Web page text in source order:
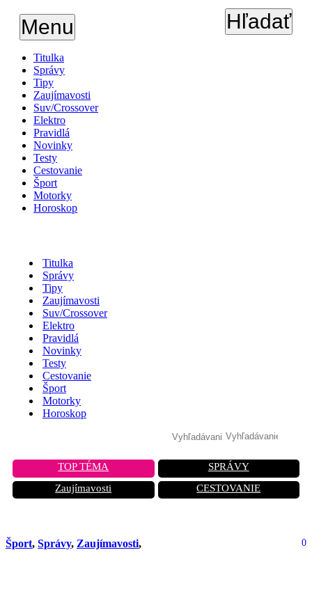
Menu Hľadať
Titulka
Správy
Tipy
Zaujímavosti
Suv/Crossover
Elektro
Pravidlá
Novinky
Testy
Cestovanie
Šport
Motorky
Horoskop
Titulka
Správy
Tipy
Zaujímavosti
Suv/Crossover
Elektro
Pravidlá
Novinky
Testy
Cestovanie
Šport
Motorky
Horoskop
TOP TÉMA
SPRÁVY
Zaujímavosti
CESTOVANIE
Šport, Správy, Zaujímavosti, 0